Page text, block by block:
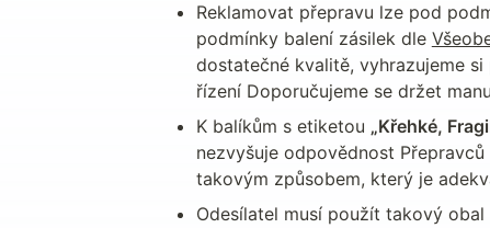
Reklamovat přepravu lze pod
podmínky balení zásilek dle
dostatečné kvalitě, vyhrazujeme
řízení Doporučujeme se držet
K balíkům s etiketou „Křehké,
nezvyšuje odpovědnost
takovým způsobem, který je
Odesílatel musí použít takový